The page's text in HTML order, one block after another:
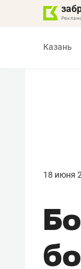
Казань
18 июня